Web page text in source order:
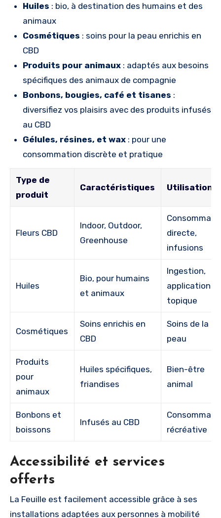
Huiles : bio, à destination des humains et des
animaux
Cosmétiques : soins pour la peau enrichis en
CBD
Produits pour animaux: adaptés aux besoins
spécifiques des animaux de compagnie
Bonbons, bougies, café et tisanes :
diversifiez vos plaisirs avec des produits infusés
au CBD
Gélules, résines, et wax: pour une
consommation discrète et pratique
Type de
produit
Caractéristiques Utilisation
Fleurs CBD
Indoor, Outdoor,
Greenhouse
directe,
infusions
Huiles
Bio, pour humains
et animaux
Ingestion,
application
topique
Cosmétiques
Soins enrichis en
CBD
Soins de la
peau
Produits
pour
animaux
Huiles spécifiques,
friandises
Bien-être
animal
Bonbons et
boissons
Infusés au CBD
récréative
Accessibilité et services
offerts
La Feuille est facilement accessible grâce à ses
installations adaptées aux personnes à mobilité